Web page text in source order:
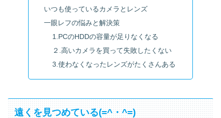
いつも使っているカメラとレンズ
一眼レフの悩みと解決策
1.PCのHDDの容量が足りなくなる
２.高いカメラを買って失敗したくない
3.使わなくなったレンズがたくさんある
遠くを見つめている(=^・^=)